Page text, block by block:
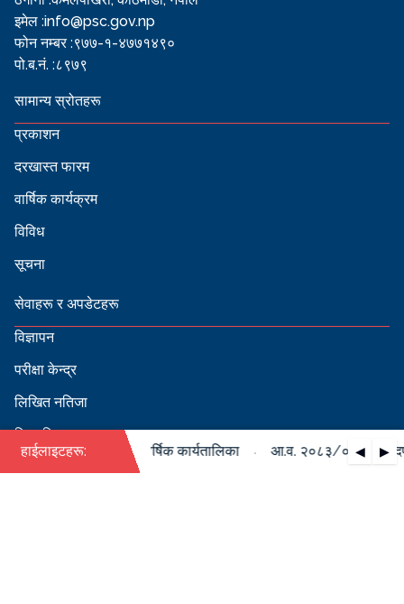
इमेल :info@psc.gov.np
फोन नम्बर :९७७-१-४७७१४९०
पो.ब.नं. :८९७९
सामान्य स्रोतहरू
प्रकाशन
दरखास्त फारम
वार्षिक कार्यक्रम
विविध
सूचना
सेवाहरू र अपडेटहरू
विज्ञापन
परीक्षा केन्द्र
लिखित नतिजा
सिफारिस
हाईलाइटहरू: ◀ ▶
को पदपूर्ति सम्बन्धी वार्षिक कार्यतालिका आ.व. २०८३/०८४ को